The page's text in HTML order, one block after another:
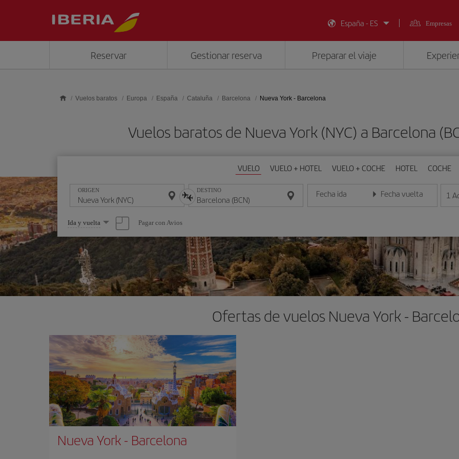
España - ES
Empresas
Reservar Gestionar reserva Preparar el viaje
Vuelos baratos Europa España Cataluña Barcelona Nueva York - Barcelona
Vuelos baratos de Nueva York (NYC) a Barcelona
VUELO VUELO + HOTEL VUELO + COCHE HOTEL COCHE
ORIGEN DESTINO Fecha ida
Introduce la fecha en formato día/mes/año
Fecha vuelta
Introduce la fecha en 1
Seleccione
una
opción
Ida y vuelta Pagar con Avios
Ofertas de vuelos Nueva York -
Nueva York- Barcelona